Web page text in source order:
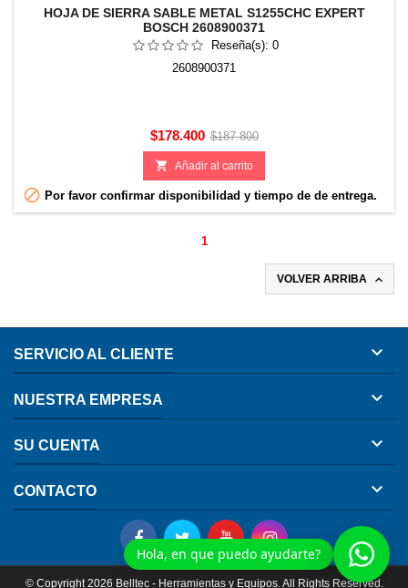
HOJA DE SIERRA SABLE METAL S1255CHC EXPERT
BOSCH 2608900371
Reseña(s): 0
2608900371
Precio
$178.400 Precio
base
$187.800
 Añadir al carrito
 Por favor confirmar disponibilidad y tiempo de de entrega.
1
VOLVER ARRIBA 
SERVICIO AL CLIENTE 
NUESTRA EMPRESA 
SU CUENTA 
CONTACTO 
© Copyright 2026 Belltec - Herramientas y Equipos. All Rights Reserved.
Hola, en que puedo ayudarte?